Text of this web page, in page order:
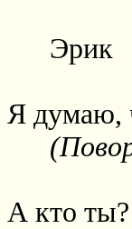
Эрик
Я думаю,
А кто ты?